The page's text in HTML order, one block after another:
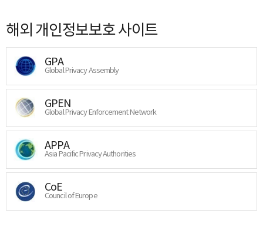
해외 개인정보보호 사이트
GPA
Global Privacy Assembly
GPEN
Global Privacy Enforcement Network
APPA
Asia Pacific Privacy Authorities
CoE
Council of Europe